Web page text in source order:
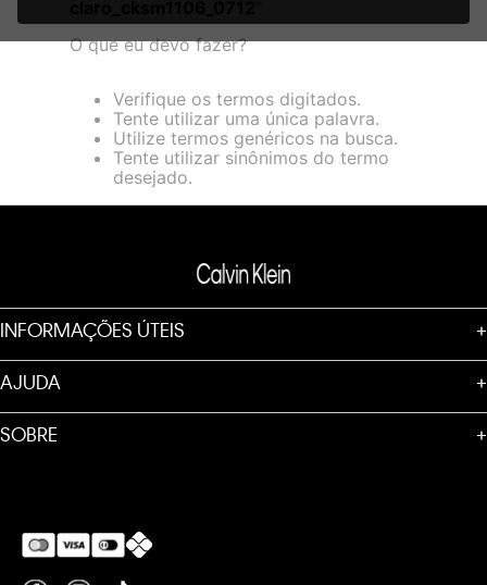
nosso Aviso de Privacidade. Quando você visita nosso site,
consideraremos isso como sua solicitação específica para
entre outros, a capacidade de comprar um item em nossa
loja virtual. Para maiores informações sobre o nosso aviso de
Cookies acesse o link.
O que eu devo fazer?
Verifique os termos digitados.
Tente utilizar uma única palavra.
Utilize termos genéricos na busca.
Tente utilizar sinônimos do termo
desejado.
INFORMAÇÕES ÚTEIS +
AJUDA +
SOBRE +